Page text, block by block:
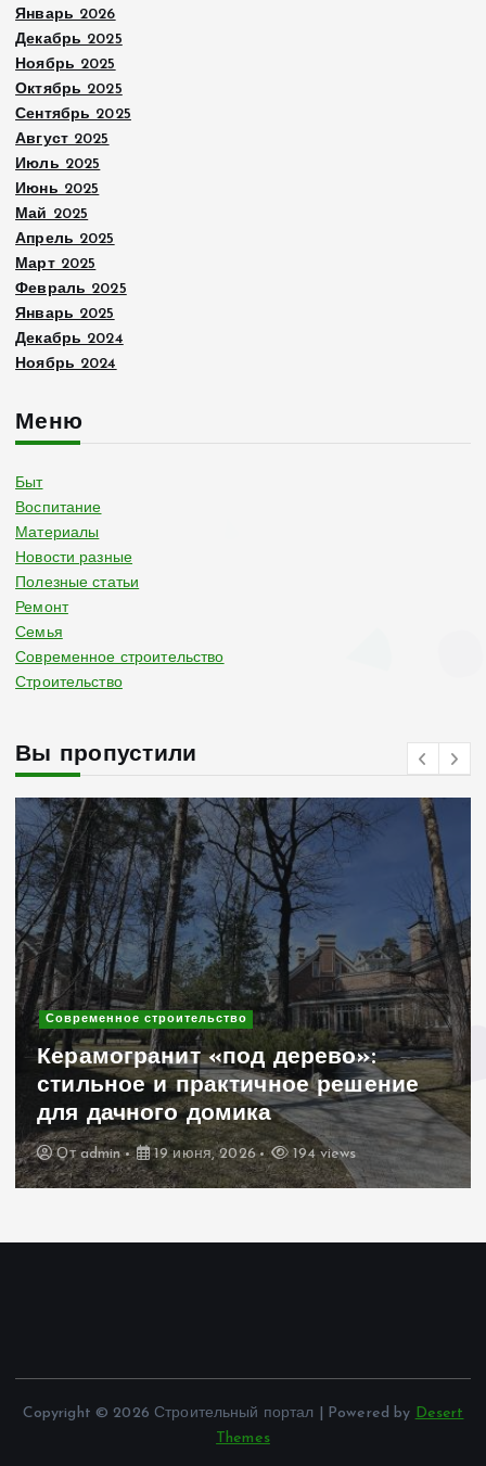
Январь 2026
Декабрь 2025
Ноябрь 2025
Октябрь 2025
Сентябрь 2025
Август 2025
Июль 2025
Июнь 2025
Май 2025
Апрель 2025
Март 2025
Февраль 2025
Январь 2025
Декабрь 2024
Ноябрь 2024
Меню
Быт
Воспитание
Материалы
Новости разные
Полезные статьи
Ремонт
Семья
Современное строительство
Строительство
Вы пропустили
Современное строительство
Керамогранит «под дерево»:
стильное и практичное решение
для дачного домика
Отadmin 19 июня, 2026 194 views
Copyright © 2026 Строительный портал | Powered by Desert
Themes